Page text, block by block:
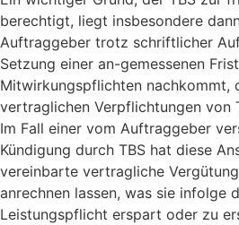
berechtigt, liegt insbesondere
Auftraggeber trotz schriftlicher
Setzung einer an-gemessenen
Mitwirkungspflichten nachkommt,
vertraglichen Verpflichtungen von
Im Fall einer vom Auftraggeber
Kündigung durch TBS hat diese
vereinbarte vertragliche
anrechnen lassen, was sie infolge
Leistungspflicht erspart oder zu